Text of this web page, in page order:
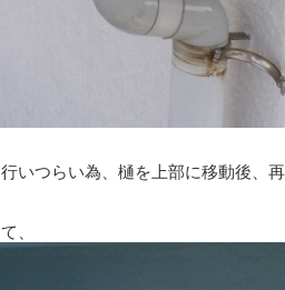
いつらい為、樋を上部に移動後、
、